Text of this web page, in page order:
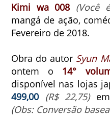
Kimi wa 008 (Você
mangá de ação,
Fevereiro de 2018.
Obra do autor Syun
ontem o 14°
disponível nas lojas
499,00 (R$ 22,75)
(Obs: Conversão